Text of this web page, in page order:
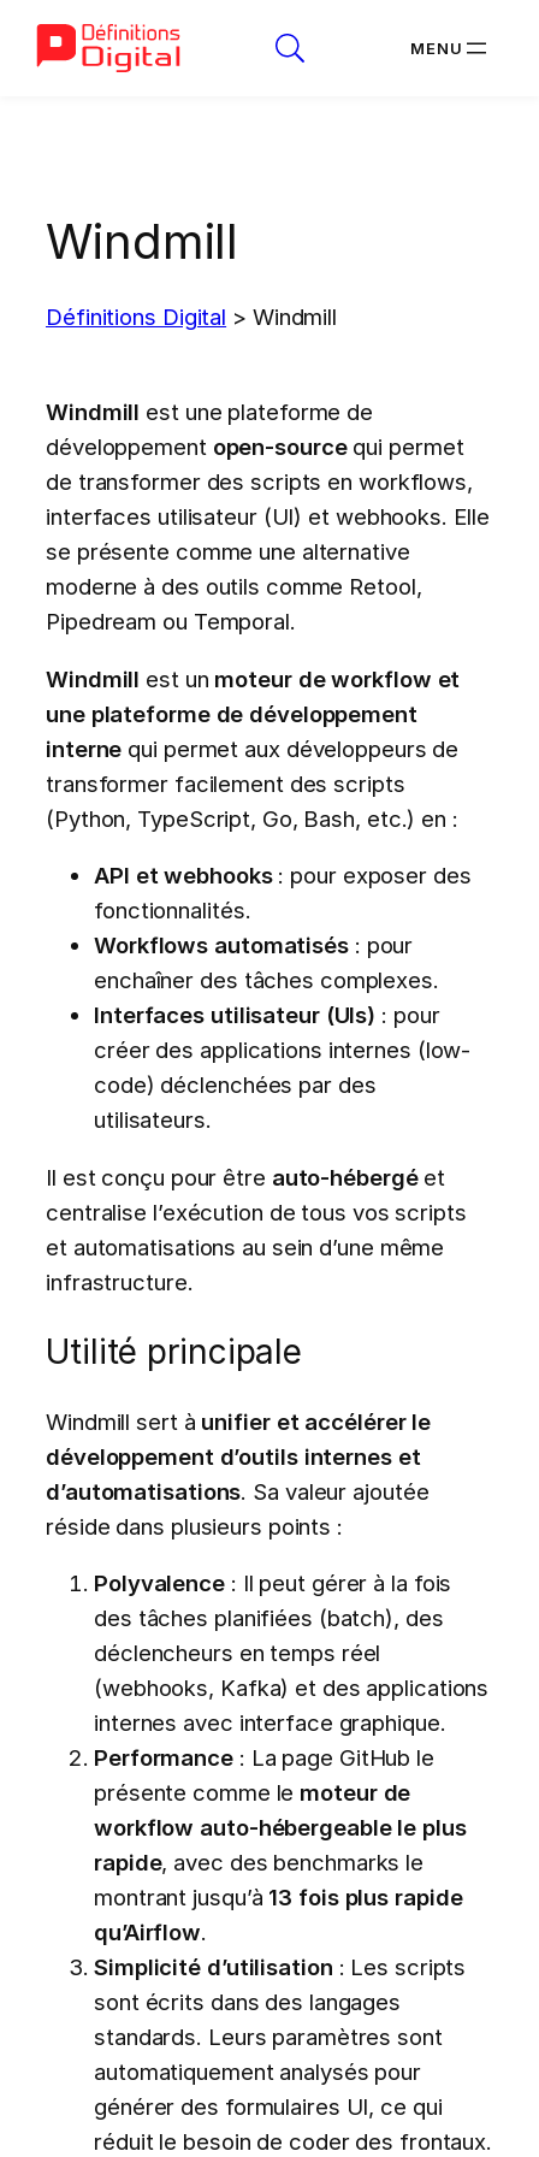
Windmill
Définitions Digital > Windmill
Windmill est une plateforme de
développement open-sourcequi permet
de transformer des scripts en workflows,
interfaces utilisateur (UI) et webhooks. Elle
se présente comme une alternative
moderne à des outils comme Retool,
Pipedream ou Temporal.
Windmill est un moteur de workflow et
une plateforme de développement
interne qui permet aux développeurs de
transformer facilement des scripts
(Python, TypeScript, Go, Bash, etc.) en :
API et webhooks: pour exposer des
fonctionnalités.
Workflows automatisés: pour
enchaîner des tâches complexes.
Interfaces utilisateur (UIs) : pour
créer des applications internes (low-
code) déclenchées par des
utilisateurs.
Il est conçu pour être auto-hébergéet
centralise l’exécution de tous vos scripts
et automatisations au sein d’une même
infrastructure.
Utilité principale
Windmill sert à unifier et accélérer le
développement d’outils internes et
d’automatisations. Sa valeur ajoutée
réside dans plusieurs points :
Polyvalence: Il peut gérer à la fois
des tâches planifiées (batch), des
déclencheurs en temps réel
(webhooks, Kafka) et des applications
internes avec interface graphique.
Performance: La page GitHub le
présente comme le moteur de
workflow auto-hébergeable le plus
rapide, avec des benchmarks le
montrant jusqu’à 13 fois plus rapide
qu’Airflow.
Simplicité d’utilisation : Les scripts
sont écrits dans des langages
standards. Leurs paramètres sont
automatiquement analysés pour
générer des formulaires UI, ce qui
réduit le besoin de coder des frontaux.